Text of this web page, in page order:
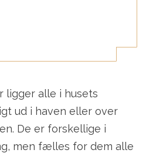
ligger alle i husets
ud i haven eller over
De er forskellige i
men fælles for dem alle